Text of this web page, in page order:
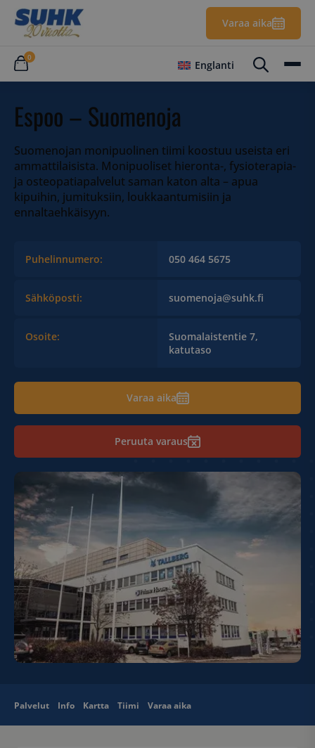
Varaa aika
0
Englanti
Espoo – Suomenoja
Suomenojan monipuolinen tiimi koostuu useista eri
ammattilaisista. Monipuoliset hieronta-, fysioterapia-
ja osteopatiapalvelut saman katon alta – apua
kipuihin, jumituksiin, loukkaantumisiin ja
ennaltaehkäisyyn.
Puhelinnumero: 050 464 5675
Sähköposti: suomenoja@suhk.fi
Osoite:
Suomalaistentie 7,
katutaso
Varaa aika
Peruuta varaus
Palvelut Info Kartta Tiimi Varaa aika